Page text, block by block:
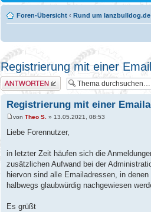
Foren-Übersicht ‹ Rund um
Registrierung mit einer
Antwort erstellen
Registrierung mit einer
von Theo S. » 13.05.2021, 08:53
Liebe Forennutzer,
in letzter Zeit häufen sich die
zusätzlichen Aufwand bei der
hiervon sind alle Emailadressen, in
halbwegs glaubwürdig nachgewiesen
Es grüßt